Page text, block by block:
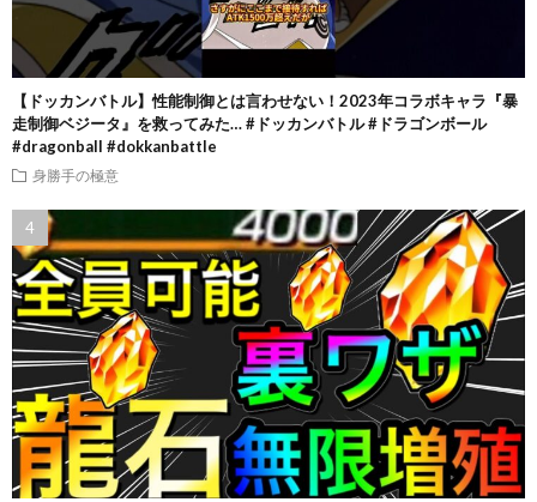
【ドッカンバトル】性能制御とは言わせない！2023年コラボキャラ『暴
走制御ベジータ』を救ってみた… #ドッカンバトル #ドラゴンボール
#dragonball #dokkanbattle
身勝手の極意